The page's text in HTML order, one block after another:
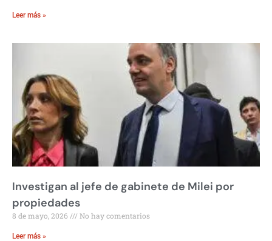
Leer más »
Investigan al jefe de gabinete de Milei por
propiedades
8 de mayo, 2026 No hay comentarios
Leer más »